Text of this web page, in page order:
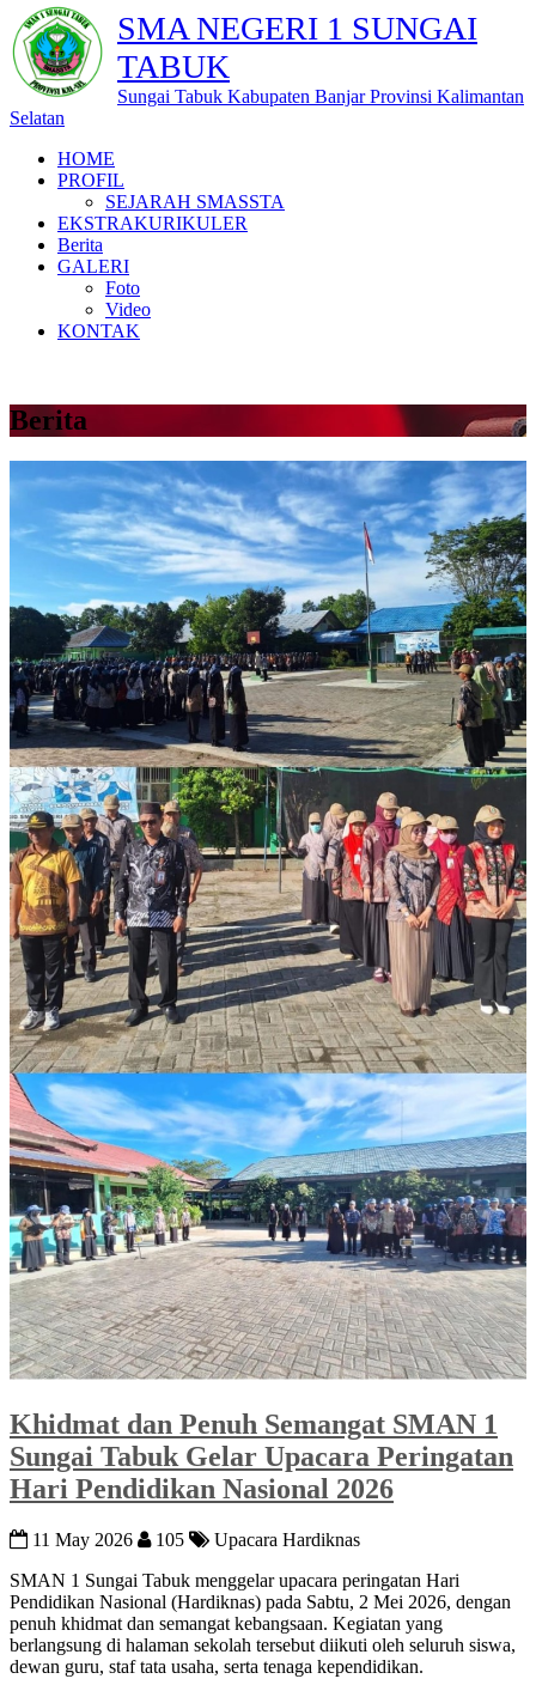
SMA NEGERI 1 SUNGAI
TABUK
Sungai Tabuk Kabupaten Banjar Provinsi Kalimantan
Selatan
HOME
PROFIL
SEJARAH SMASSTA
EKSTRAKURIKULER
Berita
GALERI
Foto
Video
KONTAK
Berita
Khidmat dan Penuh Semangat SMAN 1
Sungai Tabuk Gelar Upacara Peringatan
Hari Pendidikan Nasional 2026
11 May 2026 105
Upacara Hardiknas
SMAN 1 Sungai Tabuk menggelar upacara peringatan Hari
Pendidikan Nasional (Hardiknas) pada Sabtu, 2 Mei 2026, dengan
penuh khidmat dan semangat kebangsaan. Kegiatan yang
berlangsung di halaman sekolah tersebut diikuti oleh seluruh siswa,
dewan guru, staf tata usaha, serta tenaga kependidikan.